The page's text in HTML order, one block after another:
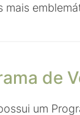
mais
de
um